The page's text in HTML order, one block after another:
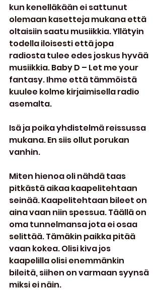
kun kenelläkään ei sattunut
olemaan kasetteja mukana että
oltaisiin saatu musiikkia. Yllätyin
todella iloisesti että jopa
radiosta tulee edes joskus hyvää
musiikkia. Baby D – Let me your
fantasy. Ihme että tämmöistä
kuulee kolme kirjaimisella radio
asemalta.
Isä ja poika yhdistelmä reissussa
mukana. En siis ollut porukan
vanhin.
Miten hienoa oli nähdä taas
pitkästä aikaa kaapelitehtaan
seinää. Kaapelitehtaan bileet on
aina vaan niin spessua. Täällä on
oma tunnelmansa jota ei osaa
selittää. Tämäkin paikka pitää
vaan kokea. Olisi kiva jos
kaapelilla olisi enemmänkin
bileitä, siihen on varmaan syynsä
miksi ei näin.